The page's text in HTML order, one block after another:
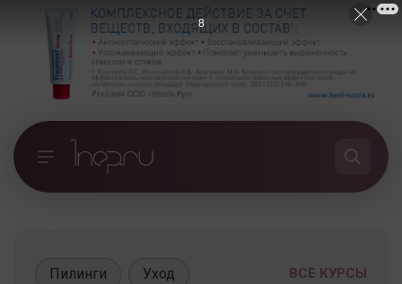
ВСЕ КУРСЫ
Пилинги Уход
7